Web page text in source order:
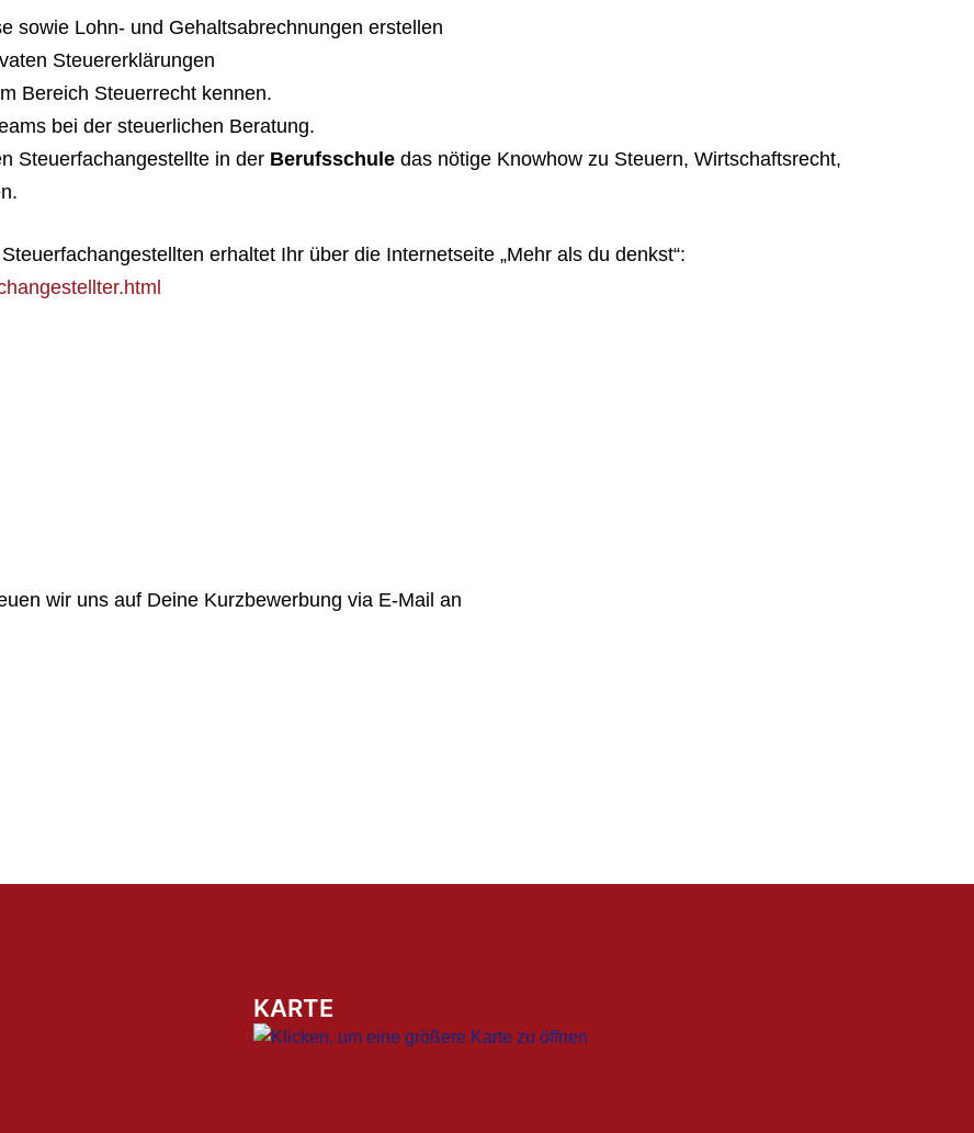
sowie Lohn- und Gehaltsabrechnungen erstellen
Steuererklärungen
Bereich Steuerrecht kennen.
bei der steuerlichen Beratung.
Steuerfachangestellte in der Berufsschule das nötige Knowhow zu Steuern, Wirtschaftsrecht,
erhaltet Ihr über die Internetseite „Mehr als du denkst“:
wir uns auf Deine Kurzbewerbung via E-Mail an
KARTE